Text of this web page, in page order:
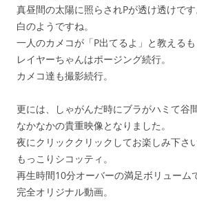
真昼間の太陽に照らされPが透け透けです
白のようですね。
一人のカメコが「P出てるよ」と教えるも
レイヤーちゃんはポージング続行。
カメコ達も撮影続行。
更には、しゃがんだ時にブラがハミて谷
なかなかの貴重映像となりました。
夜にクリッククリックしてお楽しみ下さい
もっこりシコッティ。
再生時間10分オーバーの満足ボリューム
完全オリジナル動画。